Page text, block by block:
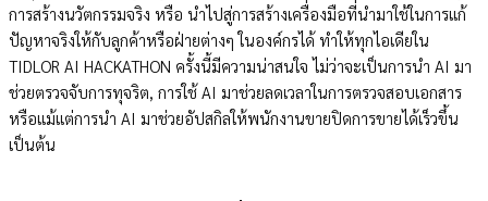
การสร้างนวัตกรรมจริง หรือ นำไปสู่การสร้างเครื่องมือที่นำมาใช้ในการแก้
ปัญหาจริงให้กับลูกค้าหรือฝ่ายต่างๆ ในองค์กรได้ ทำให้ทุกไอเดียใน
TIDLOR AI HACKATHON ครั้งนี้มีความน่าสนใจ ไม่ว่าจะเป็นการนำ AI มา
ช่วยตรวจจับการทุจริต, การใช้ AI มาช่วยลดเวลาในการตรวจสอบเอกสาร
หรือแม้แต่การนำ AI มาช่วยอัปสกิลให้พนักงานขายปิดการขายได้เร็วขึ้น
เป็นต้น